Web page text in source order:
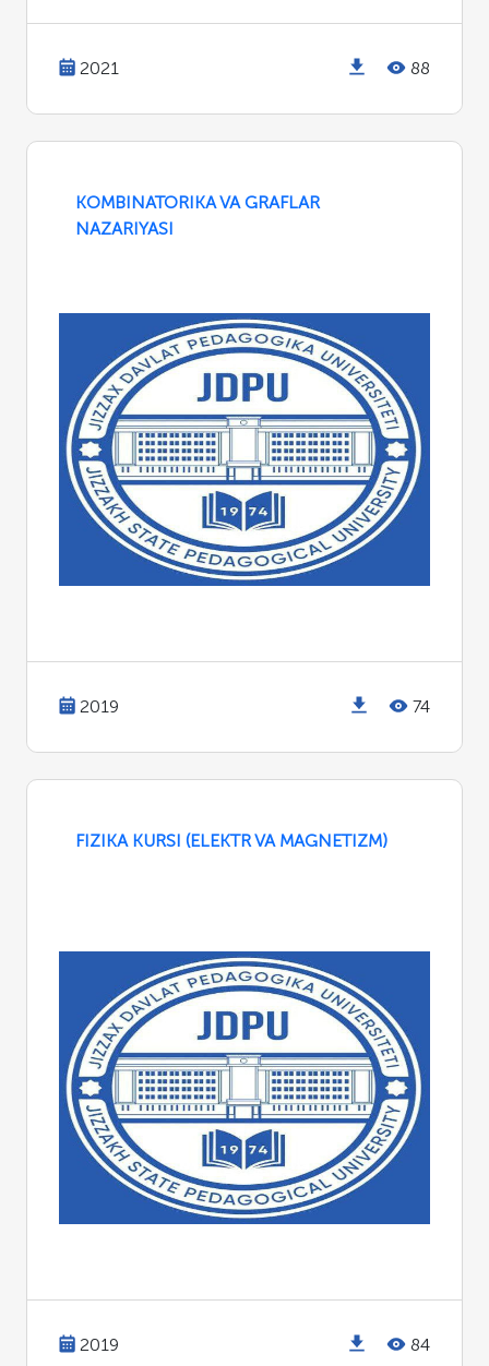
2021 88
KOMBINATORIKA VA GRAFLAR
NAZARIYASI
2019 74
FIZIKA KURSI (ELEKTR VA MAGNETIZM)
2019 84